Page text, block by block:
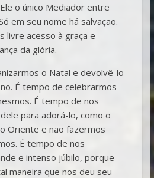
o único Mediador entre
em seu nome há salvação.
livre acesso à graça e
da glória.
o Natal e devolvê-lo
É tempo de celebrarmos
É tempo de nos
para adorá-lo, como o
Oriente e não fazermos
É tempo de nos
e intenso júbilo, porque
maneira que nos deu seu